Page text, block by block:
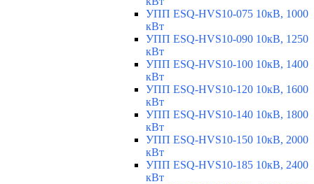
УПП ESQ-HVS10-075 10кВ, 1000
кВт
УПП ESQ-HVS10-090 10кВ, 1250
кВт
УПП ESQ-HVS10-100 10кВ, 1400
кВт
УПП ESQ-HVS10-120 10кВ, 1600
кВт
УПП ESQ-HVS10-140 10кВ, 1800
кВт
УПП ESQ-HVS10-150 10кВ, 2000
кВт
УПП ESQ-HVS10-185 10кВ, 2400
кВт